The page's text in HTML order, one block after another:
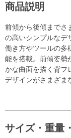
商品説明
前傾から後傾までさ
の高いシンプルなデ
働き方やツールの多
能を搭載。前傾姿勢
かな曲面を描く背フ
デザインがさまざま
サイズ・重量